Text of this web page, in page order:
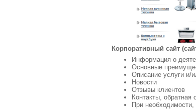
Корпоративный сайт
Информация о
Основные
Описание услуги и/
Новости
Отзывы клиентов
Контакты, обратная
При